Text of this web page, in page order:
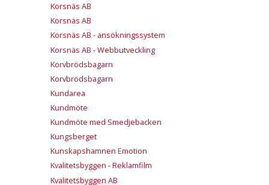
Korsnäs AB
Korsnäs AB
Korsnäs AB - ansökningssystem
Korsnäs AB - Webbutveckling
Korvbrödsbagarn
Korvbrödsbagarn
Kundarea
Kundmöte
Kundmöte med Smedjebacken
Kungsberget
Kunskapshamnen Emotion
Kvalitetsbyggen - Reklamfilm
Kvalitetsbyggen AB